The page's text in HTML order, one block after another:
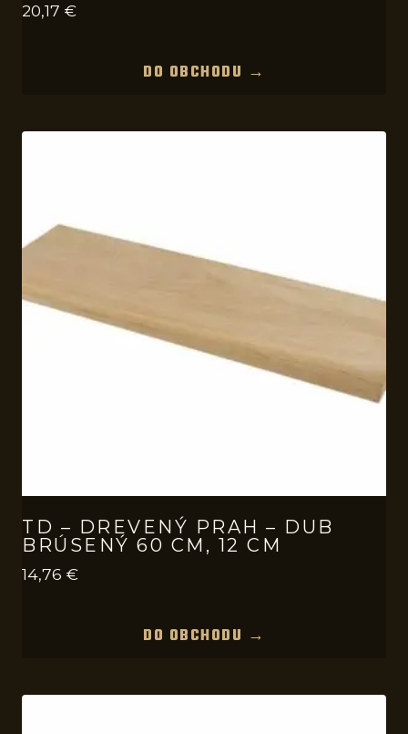
20,17 €
DO OBCHODU →
TD – DREVENÝ PRAH – DUB
BRÚSENÝ 60 CM, 12 CM
14,76 €
DO OBCHODU →